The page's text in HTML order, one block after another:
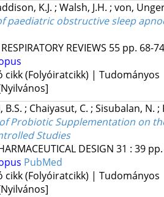
K.J. ; Walsh, J.H. ; von,
paediatric obstructive sleep
REVIEWS 55 pp. 68-
cikk (Folyóiratcikk) | Tudományos
B.S. ; Chaiyasut, C. ; Sisubalan, N. ;
Probiotic Supplementation on
Studies
DESIGN 31 : 39
PubMed
cikk (Folyóiratcikk) | Tudományos